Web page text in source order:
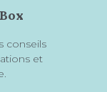
conseils
et